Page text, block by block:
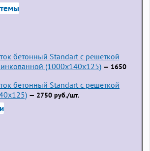
бетонный Standart с решеткой
(1000x140x125) — 1650
бетонный Standart с решеткой
— 2750 руб./шт.